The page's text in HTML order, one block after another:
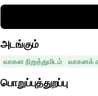
அடங்கும்
வாகன நிறுத்துமிடம் வாகனக்
பொறுப்புத்துறப்பு